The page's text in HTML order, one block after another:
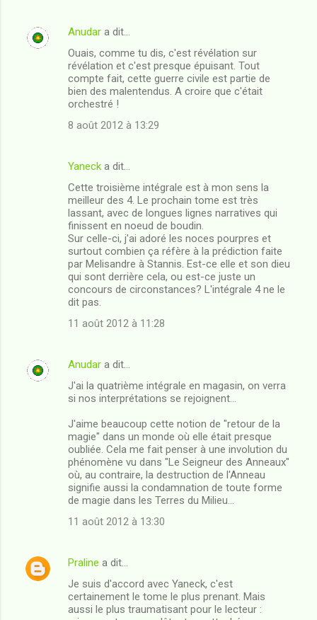
Anudar a dit…
Ouais, comme tu dis, c'est révélation sur
révélation et c'est presque épuisant. Tout
compte fait, cette guerre civile est partie de
bien des malentendus. A croire que c'était
orchestré !
8 août 2012 à 13:29
Yaneck a dit…
Cette troisième intégrale est à mon sens la
meilleur des 4. Le prochain tome est très
lassant, avec de longues lignes narratives qui
finissent en noeud de boudin.
Sur celle-ci, j'ai adoré les noces pourpres et
surtout combien ça réfère à la prédiction faite
par Melisandre à Stannis. Est-ce elle et son dieu
qui sont derrière cela, ou est-ce juste un
concours de circonstances? L'intégrale 4 ne le
dit pas.
11 août 2012 à 11:28
Anudar a dit…
J'ai la quatrième intégrale en magasin, on verra
si nos interprétations se rejoignent...
J'aime beaucoup cette notion de "retour de la
magie" dans un monde où elle était presque
oubliée. Cela me fait penser à une involution du
phénomène vu dans "Le Seigneur des Anneaux"
où, au contraire, la destruction de l'Anneau
signifie aussi la condamnation de toute forme
de magie dans les Terres du Milieu...
11 août 2012 à 13:30
Praline a dit…
Je suis d'accord avec Yaneck, c'est
certainement le tome le plus prenant. Mais
aussi le plus traumatisant pour le lecteur :